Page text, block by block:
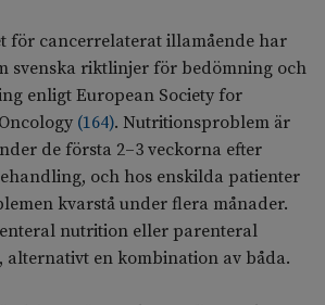
för cancerrelaterat illamående har
svenska riktlinjer för bedömning och
enligt European Society for
(164). Nutritionsproblem är
de första 2–3 veckorna efter
och hos enskilda patienter
kvarstå under flera månader.
enteral nutrition eller parenteral
alternativt en kombination av båda.